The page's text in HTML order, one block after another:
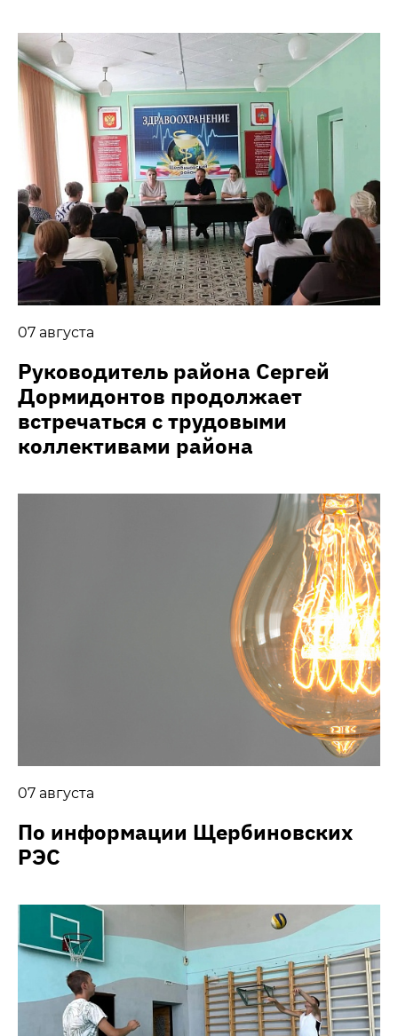
07 августа
Руководитель района Сергей
Дормидонтов продолжает
встречаться с трудовыми
коллективами района
07 августа
По информации Щербиновских
РЭС